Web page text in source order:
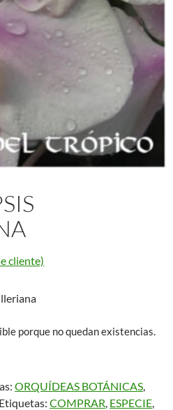
cliente)
porque no quedan existencias.
ORQUÍDEAS BOTÁNICAS,
Etiquetas: COMPRAR, ESPECIE,